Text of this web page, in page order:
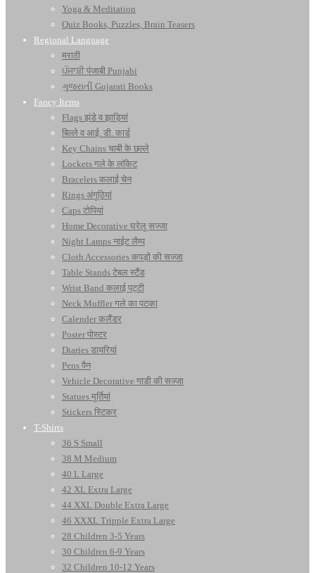
Yoga & Meditation
Quiz Books, Puzzles, Brain Teasers
Regional Language
मराठी
ਪੰਜਾਬੀ पंजाबी Punjabi
ગુજરાતી Gujarati Books
Fancy Items
Flags झंडे व झाड़ियां
बिल्ले व आई. डी. कार्ड
Key Chains चाबी के छल्ले
Lockets गले के लॉकेट
Bracelets कलाई चेन
Rings अंगूठियां
Caps टोपियां
Home Decorative घरेलू सज्जा
Night Lamps नाईट लैम्प
Cloth Accessories कपड़ों की सज्जा
Table Stands टेबल स्टैंड
Wrist Band कलाई पट्टी
Neck Muffler गले का पटका
Calender कलैंडर
Poster पोस्टर
Diaries डायरियां
Pens पैन
Vehicle Decorative गाडी की सज्जा
Statues मूर्तियां
Stickers स्टिकर
T-Shirts
36 S Small
38 M Medium
40 L Large
42 XL Extra Large
44 XXL Double Extra Large
46 XXXL Tripple Extra Large
28 Children 3-5 Years
30 Children 6-9 Years
32 Children 10-12 Years